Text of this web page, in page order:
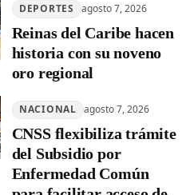
DEPORTES agosto 7, 2026
Reinas del Caribe hacen
historia con su noveno
oro regional
NACIONAL agosto 7, 2026
CNSS flexibiliza trámite
del Subsidio por
Enfermedad Común